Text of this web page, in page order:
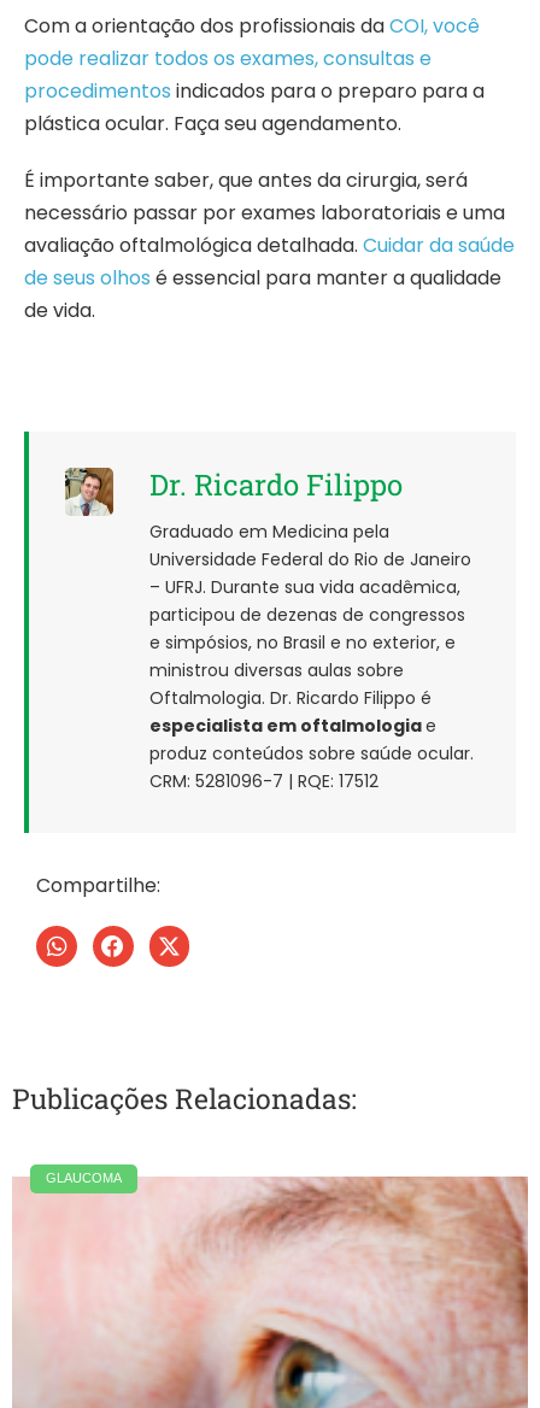
Com a orientação dos profissionais daCOI, você
pode realizar todos os exames, consultas e
procedimentos indicados para o preparo para a
plástica ocular. Faça seu agendamento.
É importante saber, que antes da cirurgia, será
necessário passar por exames laboratoriais e uma
avaliação oftalmológica detalhada. Cuidar da saúde
de seus olhos é essencial para manter a qualidade
de vida.
Dr. Ricardo Filippo
Graduado em Medicina pela
Universidade Federal do Rio de Janeiro
– UFRJ. Durante sua vida acadêmica,
participou de dezenas de congressos
e simpósios, no Brasil e no exterior, e
ministrou diversas aulas sobre
Oftalmologia. Dr. Ricardo Filippo é
especialista em oftalmologiae
produz conteúdos sobre saúde ocular.
CRM: 5281096-7 | RQE: 17512
Compartilhe:
Publicações Relacionadas:
GLAUCOMA